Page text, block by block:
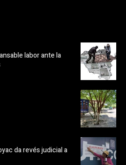
labor ante la
da revés judicial a